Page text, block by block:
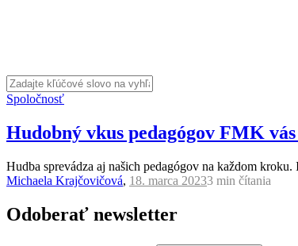
Spoločnosť
Hudobný vkus pedagógov FMK
Hudba sprevádza aj našich pedagógov na každom
Michaela Krajčovičová, 18. marca 20233 min čítania
Odoberať newsletter